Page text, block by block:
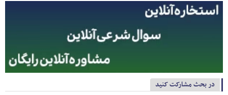
در بحث مشارکت کنید